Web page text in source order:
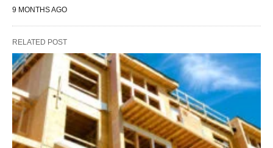
9 MONTHS AGO
RELATED POST